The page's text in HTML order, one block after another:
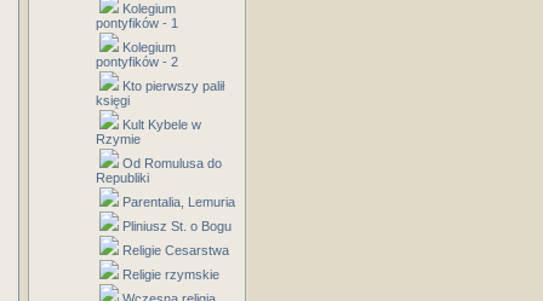
Kolegium
pontyfików - 1
Kolegium
pontyfików - 2
Kto pierwszy palił
księgi
Kult Kybele w
Rzymie
Od Romulusa do
Republiki
Parentalia, Lemuria
Pliniusz St. o Bogu
Religie Cesarstwa
Religie rzymskie